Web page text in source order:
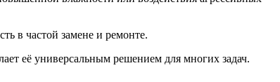
в частой замене и ремонте.
её универсальным решением для многих задач.